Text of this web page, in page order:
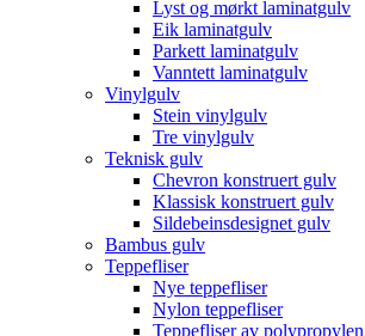
Lyst og mørkt laminatgulv
Eik laminatgulv
Parkett laminatgulv
Vanntett laminatgulv
Vinylgulv
Stein vinylgulv
Tre vinylgulv
Teknisk gulv
Chevron konstruert gulv
Klassisk konstruert gulv
Sildebeinsdesignet gulv
Bambus gulv
Teppefliser
Nye teppefliser
Nylon teppefliser
Teppefliser av polypropylen